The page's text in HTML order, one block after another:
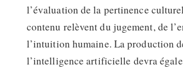
l’évaluation de la pertinence
contenu relèvent du jugement, de
l’intuition humaine. La production
l’intelligence artificielle devra